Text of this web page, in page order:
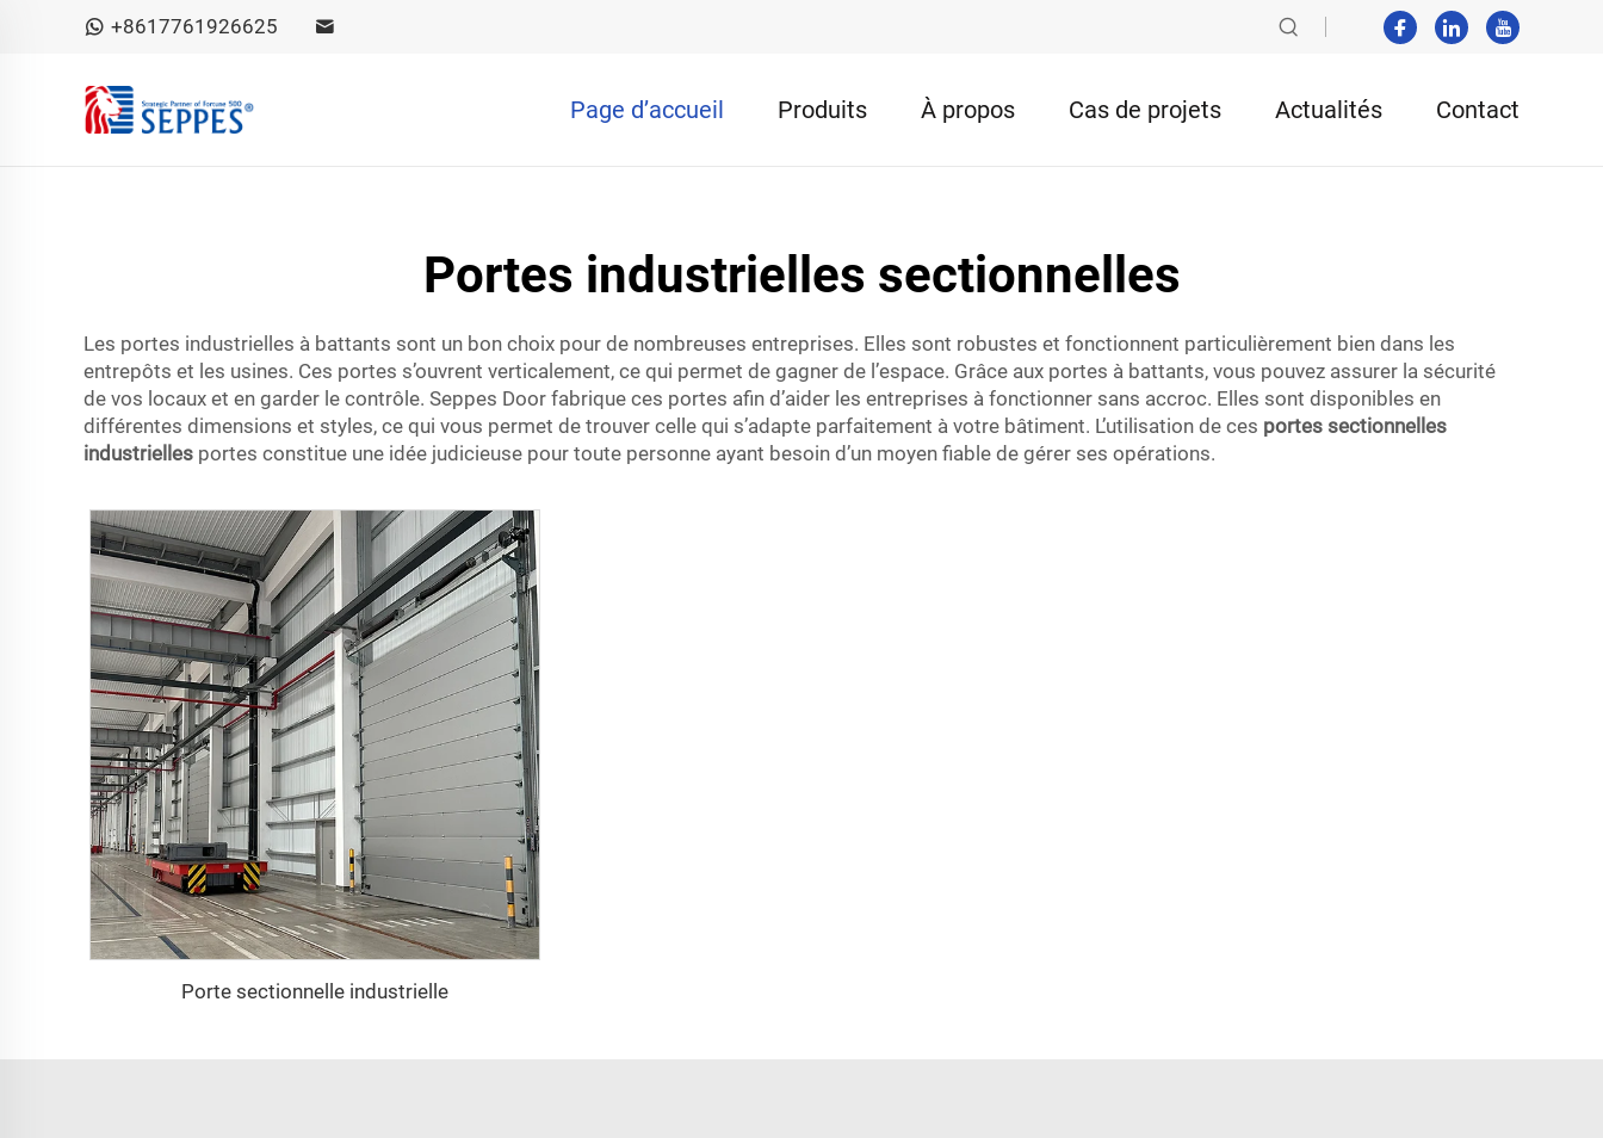
+8617761926625
Page d’accueil Produits À propos Cas de projets Actualités Contact
Portes industrielles sectionnelles
Les portes industrielles à battants sont un bon choix pour de nombreuses entreprises. Elles sont robustes et fonctionnent particulièrement bien dans les
entrepôts et les usines. Ces portes s’ouvrent verticalement, ce qui permet de gagner de l’espace. Grâce aux portes à battants, vous pouvez assurer la sécurité
de vos locaux et en garder le contrôle. Seppes Door fabrique ces portes afin d’aider les entreprises à fonctionner sans accroc. Elles sont disponibles en
différentes dimensions et styles, ce qui vous permet de trouver celle qui s’adapte parfaitement à votre bâtiment. L’utilisation de ces portes sectionnelles
industrielles portes constitue une idée judicieuse pour toute personne ayant besoin d’un moyen fiable de gérer ses opérations.
Porte sectionnelle industrielle